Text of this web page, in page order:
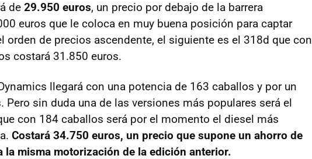
de 29.950 euros, un precio por debajo de la barrera
euros que le coloca en muy buena posición para captar
orden de precios ascendente, el siguiente es el 318d que con
costará 31.850 euros.
llegará con una potencia de 163 caballos y por un
Pero sin duda una de las versiones más populares será el
con 184 caballos será por el momento el diesel más
Costará 34.750 euros, un precio que supone un ahorro de
la misma motorización de la edición anterior.